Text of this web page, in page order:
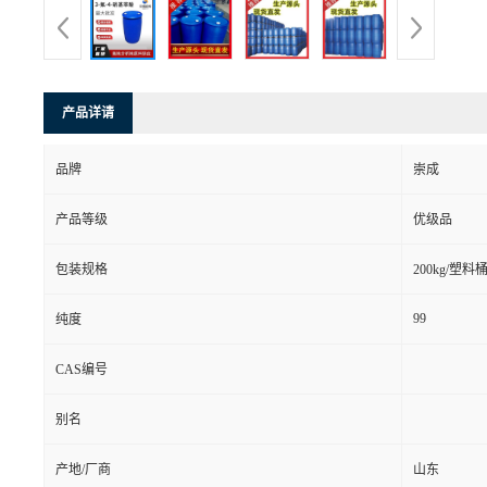
产品详请
品牌 崇成
产品等级 优级品
包装规格 200kg/塑料桶
纯度 99
CAS编号
别名
产地/厂商 山东